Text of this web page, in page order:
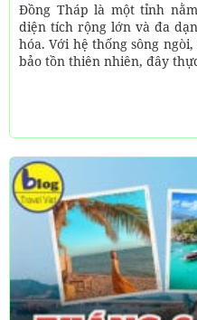
Đồng Tháp là một tỉnh
diện tích rộng lớn và đa
hóa. Với hệ thống sông
bảo tồn thiên nhiên, đây